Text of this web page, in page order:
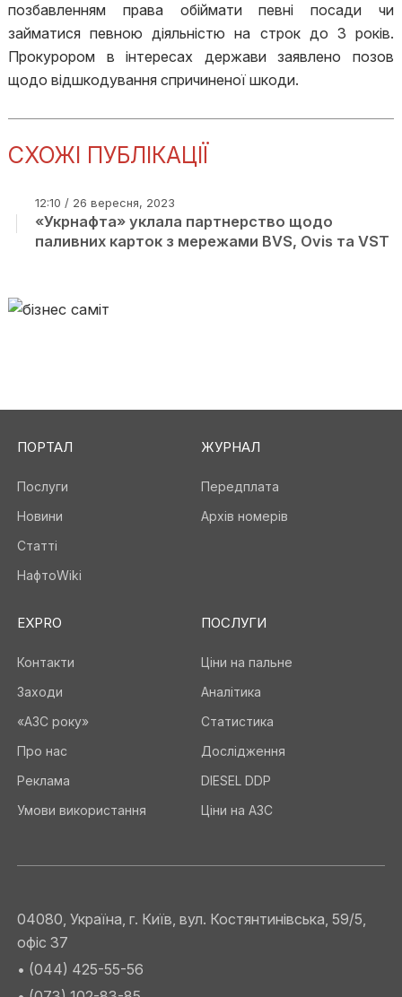
позбавленням права обіймати певні посади чи
займатися певною діяльністю на строк до 3 років.
Прокурором в інтересах держави заявлено позов
щодо відшкодування спричиненої шкоди.
СХОЖІ ПУБЛІКАЦІЇ
12:10 / 26 вересня, 2023
«Укрнафта» уклала партнерство щодо
паливних карток з мережами BVS, Ovis та VST
ПОРТАЛ
Послуги
Новини
Статті
НафтоWiki
ЖУРНАЛ
Передплата
Архів номерів
EXPRO
Контакти
Заходи
«АЗС року»
Про нас
Реклама
Умови використання
ПОСЛУГИ
Ціни на пальне
Аналітика
Статистика
Дослідження
DIESEL DDP
Ціни на АЗС
04080, Україна, г. Київ, вул. Костянтинівська, 59/5,
офіс 37
• (044) 425-55-56